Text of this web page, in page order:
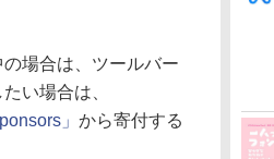
場合は、ツールバー
い場合は、
」 から寄付する